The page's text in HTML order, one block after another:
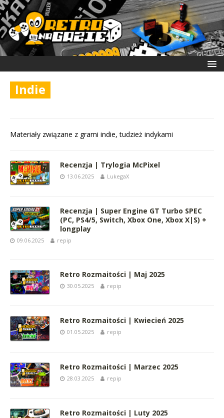
Indie
Materiały związane z grami indie, tudzież indykami
Recenzja | Trylogia McPixel
13.06.2025 LukegaX
Recenzja | Super Engine GT Turbo SPEC
(PC, PS4/5, Switch, Xbox One, Xbox X|S) +
longplay
09.06.2025 repip
Retro Rozmaitości | Maj 2025
30.05.2025 repip
Retro Rozmaitości | Kwiecień 2025
01.05.2025 repip
Retro Rozmaitości | Marzec 2025
28.03.2025 repip
Retro Rozmaitości | Luty 2025